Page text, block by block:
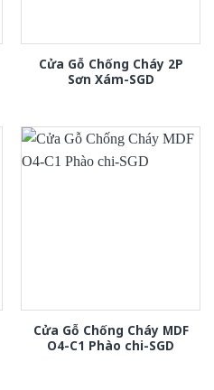
Cửa Gỗ Chống Cháy 2P
Sơn Xám-SGD
Cửa Gỗ Chống Cháy MDF
O4-C1 Phào chi-SGD